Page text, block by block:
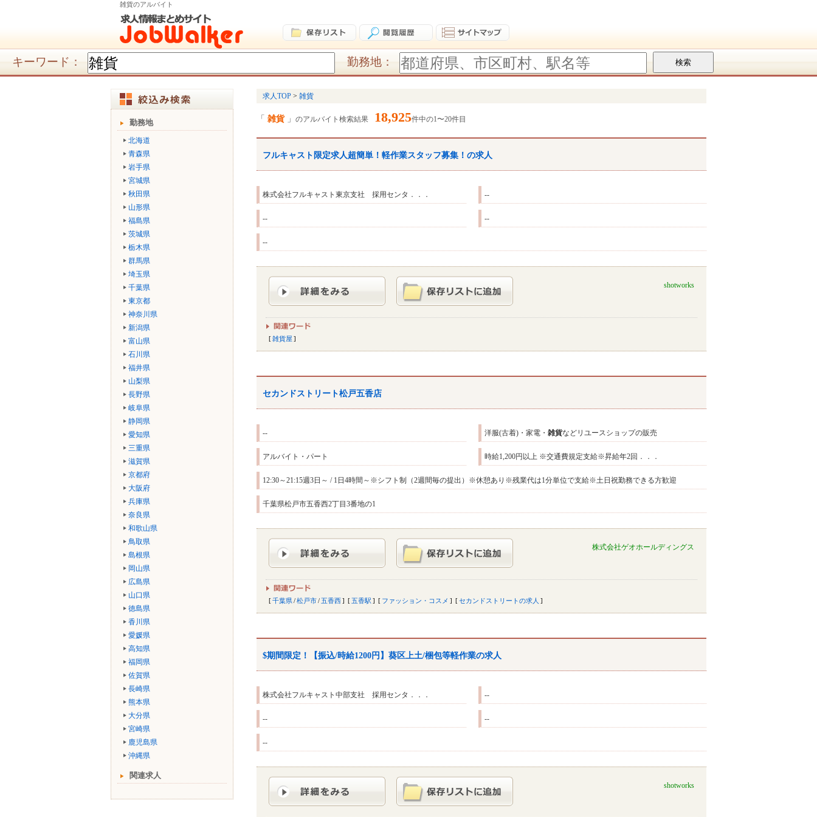
雑貨のアルバイト
キーワード： 勤務地：
勤務地
北海道
青森県
岩手県
宮城県
秋田県
山形県
福島県
茨城県
栃木県
群馬県
埼玉県
千葉県
東京都
神奈川県
新潟県
富山県
石川県
福井県
山梨県
長野県
岐阜県
静岡県
愛知県
三重県
滋賀県
京都府
大阪府
兵庫県
奈良県
和歌山県
鳥取県
島根県
岡山県
広島県
山口県
徳島県
香川県
愛媛県
高知県
福岡県
佐賀県
長崎県
熊本県
大分県
宮崎県
鹿児島県
沖縄県
関連求人
求人TOP 雑貨
雑貨 のアルバイト検索結果 18,925件中の1〜20件目
フルキャスト限定求人超簡単！軽作業スタッフ募集！の求人
株式会社フルキャスト東京支社 採用センタ．．． --
-- --
--
shotworks
雑貨屋
セカンドストリート松戸五香店
-- 洋服(古着)・家電・ 雑貨などリユースショップの販売
アルバイト・パート 時給1,200円以上 ※交通費規定支給※昇給年2回．．．
12:30～21:15週3日～ / 1日4時間～※シフト制（2週間毎の提出）※休憩あり※残業代は1分単位で支給※土日祝勤務できる方歓迎
千葉県松戸市五香西2丁目3番地の1
株式会社ゲオホールディングス
千葉県/松戸市/五香西 五香駅 ファッション・コスメ セカンドストリートの求人
$期間限定！【振込/時給1200円】葵区上土/梱包等軽作業の求人
株式会社フルキャスト中部支社 採用センタ．．． --
-- --
--
shotworks